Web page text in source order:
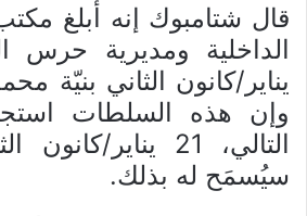
قال شتامبوك إنه أبلغ
يناير/كانون الثاني بنيّة
وإن هذه السلطات
التالي، 21 يناير/
سيُسمَح له بذلك.